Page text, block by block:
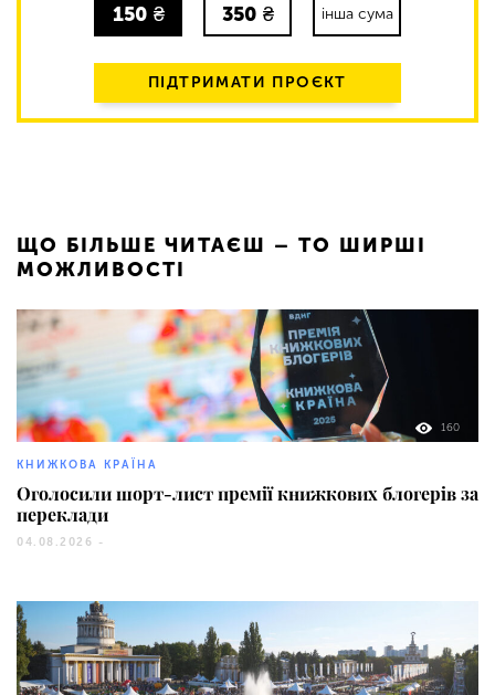
150 ₴ 350 ₴ інша сума
ПІДТРИМАТИ ПРОЄКТ
ЩО БІЛЬШЕ ЧИТАЄШ – ТО ШИРШІ
МОЖЛИВОСТІ
160
КНИЖКОВА КРАЇНА
Оголосили шорт-лист премії книжкових блогерів за
переклади
04.08.2026 -